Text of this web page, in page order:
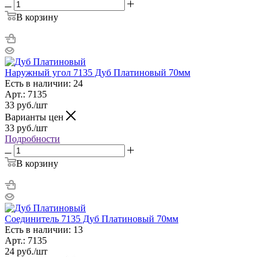
В корзину
Наружный угол 7135 Дуб Платиновый 70мм
Есть в наличии: 24
Арт.: 7135
33 руб./шт
Варианты цен
33 руб./шт
Подробности
В корзину
Соединитель 7135 Дуб Платиновый 70мм
Есть в наличии: 13
Арт.: 7135
24 руб./шт